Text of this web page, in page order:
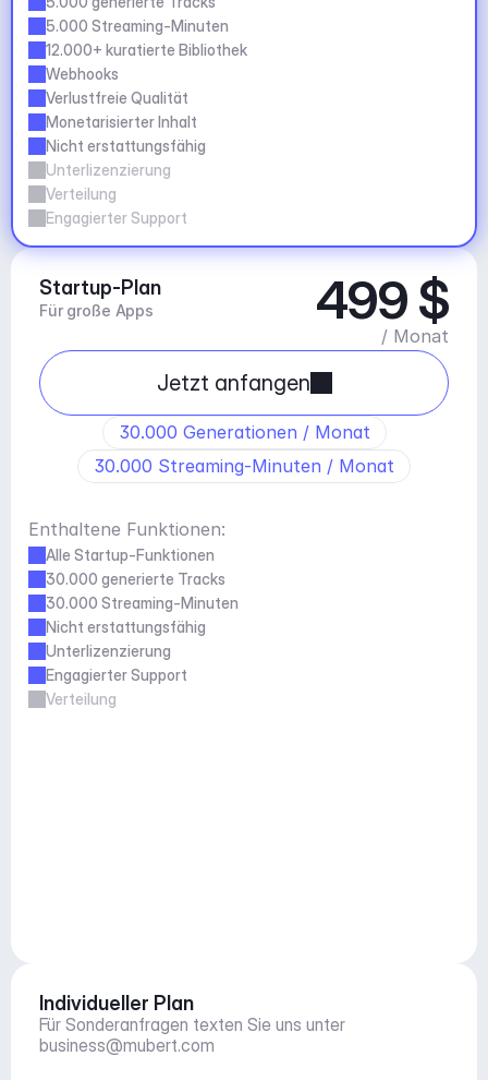
5.000 Streaming-Minuten
12.000+ kuratierte Bibliothek
Webhooks
Verlustfreie Qualität
Monetarisierter Inhalt
Nicht erstattungsfähig
Unterlizenzierung
Verteilung
Engagierter Support
Startup-Plan
Für große Apps 499 $
/ Monat
Jetzt anfangen
30.000 Generationen / Monat
30.000 Streaming-Minuten / Monat
Enthaltene Funktionen:
Alle Startup-Funktionen
30.000 generierte Tracks
30.000 Streaming-Minuten
Nicht erstattungsfähig
Unterlizenzierung
Engagierter Support
Verteilung
Individueller Plan
business@mubert.com